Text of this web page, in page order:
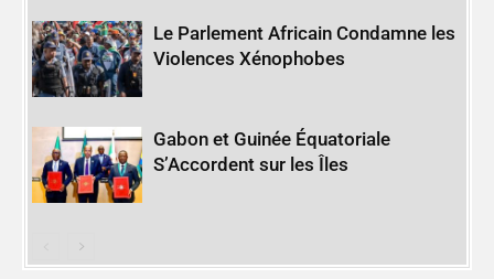
Le Parlement Africain Condamne les
Violences Xénophobes
Gabon et Guinée Équatoriale
S’Accordent sur les Îles